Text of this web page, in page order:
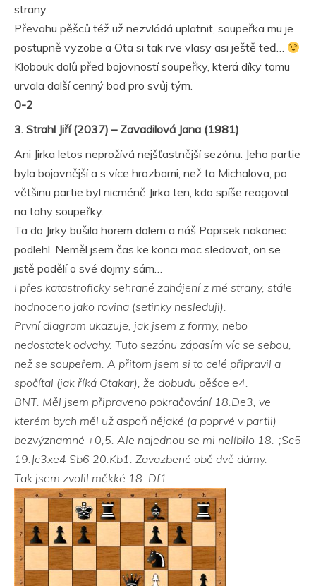
strany.
Převahu pěšců též už nezvládá uplatnit, soupeřka mu je
postupně vyzobe a Ota si tak rve vlasy asi ještě teď…
Klobouk dolů před bojovností soupeřky, která díky tomu
urvala další cenný bod pro svůj tým.
0-2
3. Strahl Jiří (2037) – Zavadilová Jana (1981)
Ani Jirka letos neprožívá nejšťastnější sezónu. Jeho partie
byla bojovnější a s více hrozbami, než ta Michalova, po
většinu partie byl nicméně Jirka ten, kdo spíše reagoval
na tahy soupeřky.
Ta do Jirky bušila horem dolem a náš Paprsek nakonec
podlehl. Neměl jsem čas ke konci moc sledovat, on se
jistě podělí o své dojmy sám…
I přes katastroficky sehrané zahájení z mé strany, stále
hodnoceno jako rovina (setinky nesleduji).
První diagram ukazuje, jak jsem z formy, nebo
nedostatek odvahy. Tuto sezónu zápasím víc se sebou,
než se soupeřem. A přitom jsem si to celé připravil a
spočítal (jak říká Otakar), že dobudu pěšce e4.
BNT. Měl jsem připraveno pokračování 18.De3, ve
kterém bych měl už aspoň nějaké (a poprvé v partii)
bezvýznamné +0,5. Ale najednou se mi nelíbilo 18.-;Sc5
19.Jc3xe4 Sb6 20.Kb1. Zavazbené obě dvě dámy.
Tak jsem zvolil měkké 18. Df1.